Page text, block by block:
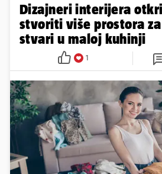
Dizajneri interijera
stvoriti više prostora
stvari u maloj kuhinji
1